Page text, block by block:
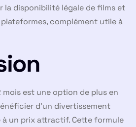
la disponibilité légale de films et
complément utile à
mois est une option de plus en
d’un divertissement
un prix attractif. Cette formule